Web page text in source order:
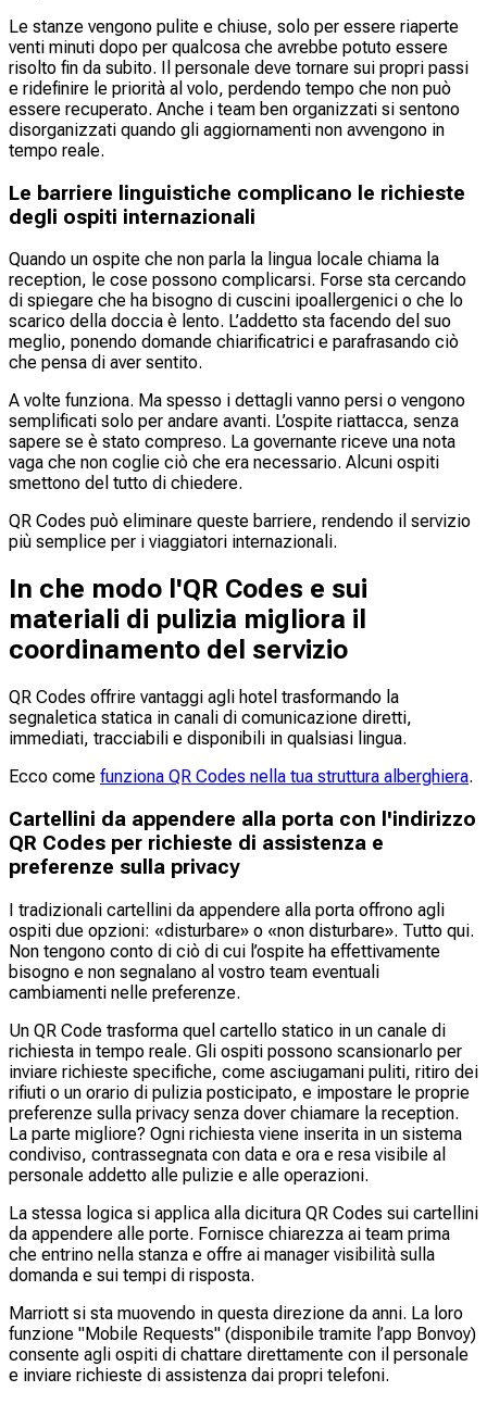
Le stanze vengono pulite e chiuse, solo per essere riaperte
venti minuti dopo per qualcosa che avrebbe potuto essere
risolto fin da subito. Il personale deve tornare sui propri passi
e ridefinire le priorità al volo, perdendo tempo che non può
essere recuperato. Anche i team ben organizzati si sentono
disorganizzati quando gli aggiornamenti non avvengono in
tempo reale.
Le barriere linguistiche complicano le richieste
degli ospiti internazionali
Quando un ospite che non parla la lingua locale chiama la
reception, le cose possono complicarsi. Forse sta cercando
di spiegare che ha bisogno di cuscini ipoallergenici o che lo
scarico della doccia è lento. L’addetto sta facendo del suo
meglio, ponendo domande chiarificatrici e parafrasando ciò
che pensa di aver sentito.
A volte funziona. Ma spesso i dettagli vanno persi o vengono
semplificati solo per andare avanti. L’ospite riattacca, senza
sapere se è stato compreso. La governante riceve una nota
vaga che non coglie ciò che era necessario. Alcuni ospiti
smettono del tutto di chiedere.
QR Codes può eliminare queste barriere, rendendo il servizio
più semplice per i viaggiatori internazionali.
In che modo l'QR Codes e sui
materiali di pulizia migliora il
coordinamento del servizio
QR Codes offrire vantaggi agli hotel trasformando la
segnaletica statica in canali di comunicazione diretti,
immediati, tracciabili e disponibili in qualsiasi lingua.
Ecco come funziona QR Codes nella tua struttura alberghiera.
Cartellini da appendere alla porta con l'indirizzo
QR Codes per richieste di assistenza e
preferenze sulla privacy
I tradizionali cartellini da appendere alla porta offrono agli
ospiti due opzioni: «disturbare» o «non disturbare». Tutto qui.
Non tengono conto di ciò di cui l’ospite ha effettivamente
bisogno e non segnalano al vostro team eventuali
cambiamenti nelle preferenze.
Un QR Code trasforma quel cartello statico in un canale di
richiesta in tempo reale. Gli ospiti possono scansionarlo per
inviare richieste specifiche, come asciugamani puliti, ritiro dei
rifiuti o un orario di pulizia posticipato, e impostare le proprie
preferenze sulla privacy senza dover chiamare la reception.
La parte migliore? Ogni richiesta viene inserita in un sistema
condiviso, contrassegnata con data e ora e resa visibile al
personale addetto alle pulizie e alle operazioni.
La stessa logica si applica alla dicitura QR Codes sui cartellini
da appendere alle porte. Fornisce chiarezza ai team prima
che entrino nella stanza e offre ai manager visibilità sulla
domanda e sui tempi di risposta.
Marriott si sta muovendo in questa direzione da anni. La loro
funzione "Mobile Requests" (disponibile tramite l’app Bonvoy)
consente agli ospiti di chattare direttamente con il personale
e inviare richieste di assistenza dai propri telefoni.